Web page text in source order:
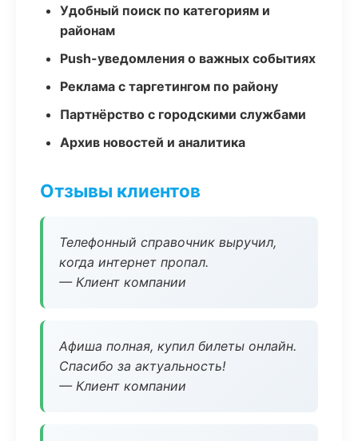
Удобный поиск по категориям и
районам
Push-уведомления о важных событиях
Реклама с таргетингом по району
Партнёрство с городскими службами
Архив новостей и аналитика
Отзывы клиентов
Телефонный справочник выручил,
когда интернет пропал.
— Клиент компании
Афиша полная, купил билеты онлайн.
Спасибо за актуальность!
— Клиент компании